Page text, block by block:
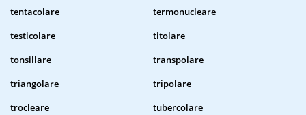
tentacolare
termonucleare
testicolare
titolare
tonsillare
transpolare
triangolare
tripolare
trocleare
tubercolare